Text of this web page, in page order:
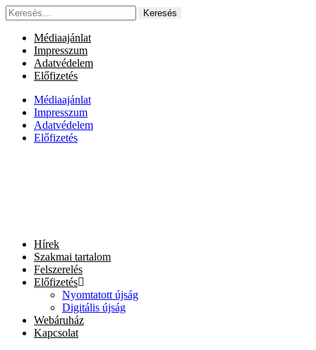
Ugrás
a
tartalomhoz
Keresés:
Médiaajánlat
Impresszum
Adatvédelem
Előfizetés
Médiaajánlat
Impresszum
Adatvédelem
Előfizetés
Hírek
Szakmai tartalom
Felszerelés
Előfizetés
Nyomtatott újság
Digitális újság
Webáruház
Kapcsolat